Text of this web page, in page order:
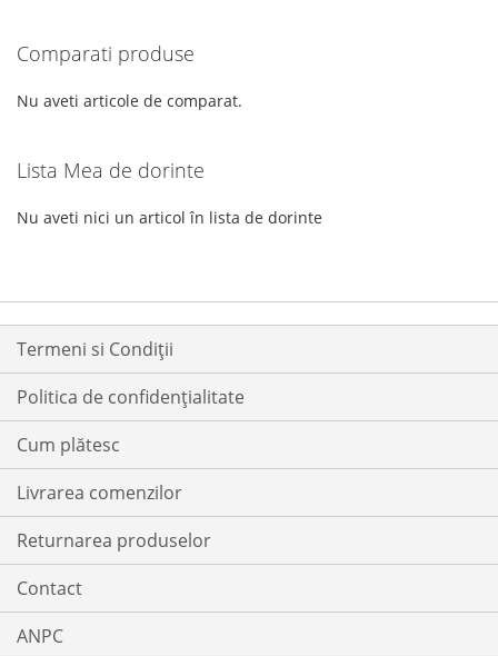
DE
DORINTE
Comparati produse
Nu aveti articole de comparat.
Lista Mea de dorinte
Nu aveti nici un articol în lista de dorinte
Termeni si Condiții
Politica de confidențialitate
Cum plătesc
Livrarea comenzilor
Returnarea produselor
Contact
ANPC